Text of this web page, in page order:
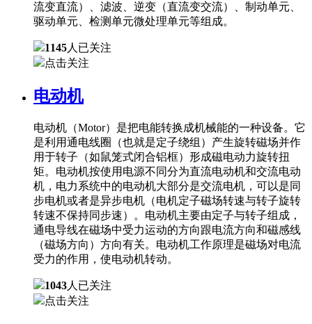
流变直流）、滤波、逆变（直流变交流）、制动单元、
驱动单元、检测单元微处理单元等组成。
1145人已关注
点击关注
电动机
电动机（Motor）是把电能转换成机械能的一种设备。它
是利用通电线圈（也就是定子绕组）产生旋转磁场并作
用于转子（如鼠笼式闭合铝框）形成磁电动力旋转扭
矩。电动机按使用电源不同分为直流电动机和交流电动
机，电力系统中的电动机大部分是交流电机，可以是同
步电机或者是异步电机（电机定子磁场转速与转子旋转
转速不保持同步速）。电动机主要由定子与转子组成，
通电导线在磁场中受力运动的方向跟电流方向和磁感线
（磁场方向）方向有关。电动机工作原理是磁场对电流
受力的作用，使电动机转动。
1043人已关注
点击关注